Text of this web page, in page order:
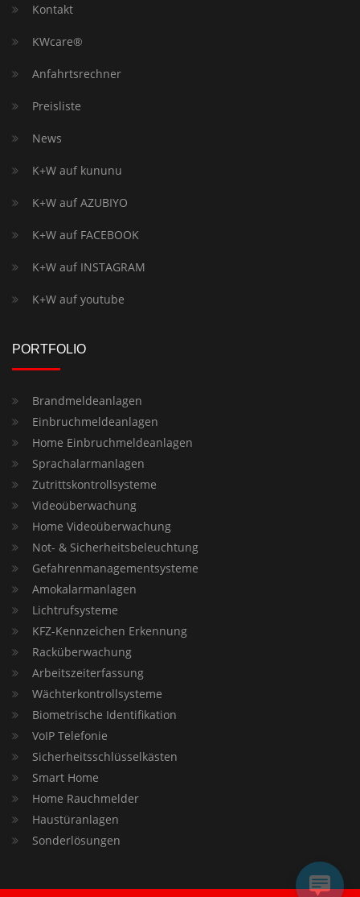
Kontakt
KWcare®
Anfahrtsrechner
Preisliste
News
K+W auf kununu
K+W auf AZUBIYO
K+W auf FACEBOOK
K+W auf INSTAGRAM
K+W auf youtube
PORTFOLIO
Brandmeldeanlagen
Einbruchmeldeanlagen
Home Einbruchmeldeanlagen
Sprachalarmanlagen
Zutrittskontrollsysteme
Videoüberwachung
Home Videoüberwachung
Not- & Sicherheitsbeleuchtung
Gefahrenmanagementsysteme
Amokalarmanlagen
Lichtrufsysteme
KFZ-Kennzeichen Erkennung
Racküberwachung
Arbeitszeiterfassung
Wächterkontrollsysteme
Biometrische Identifikation
VoIP Telefonie
Sicherheitsschlüsselkästen
Smart Home
Home Rauchmelder
Haustüranlagen
Sonderlösungen